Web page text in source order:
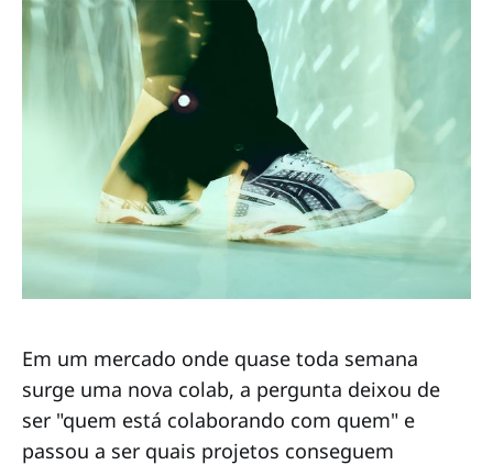
Em um mercado onde quase toda semana
surge uma nova colab, a pergunta deixou de
ser "quem está colaborando com quem" e
passou a ser quais projetos conseguem